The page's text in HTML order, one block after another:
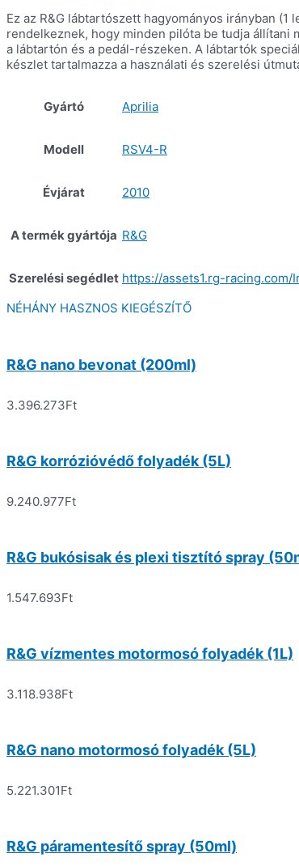
Ez az R&G lábtartószett hagyományos irányban
rendelkeznek, hogy minden pilóta be tudja állítani
a lábtartón és a pedál-részeken. A lábtartók
készlet tartalmazza a használati és szerelési
Gyártó Aprilia
Modell RSV4-R
Évjárat 2010
A termék gyártója R&G
Szerelési segédlet https://assets1.rg-racing.com/
NÉHÁNY HASZNOS KIEGÉSZÍTŐ
R&G nano bevonat (200ml)
3.396.273Ft
R&G korrózióvédő folyadék (5L)
9.240.977Ft
R&G bukósisak és plexi tisztító spray
1.547.693Ft
R&G vízmentes motormosó folyadék (1L)
3.118.938Ft
R&G nano motormosó folyadék (5L)
5.221.301Ft
R&G páramentesítő spray (50ml)